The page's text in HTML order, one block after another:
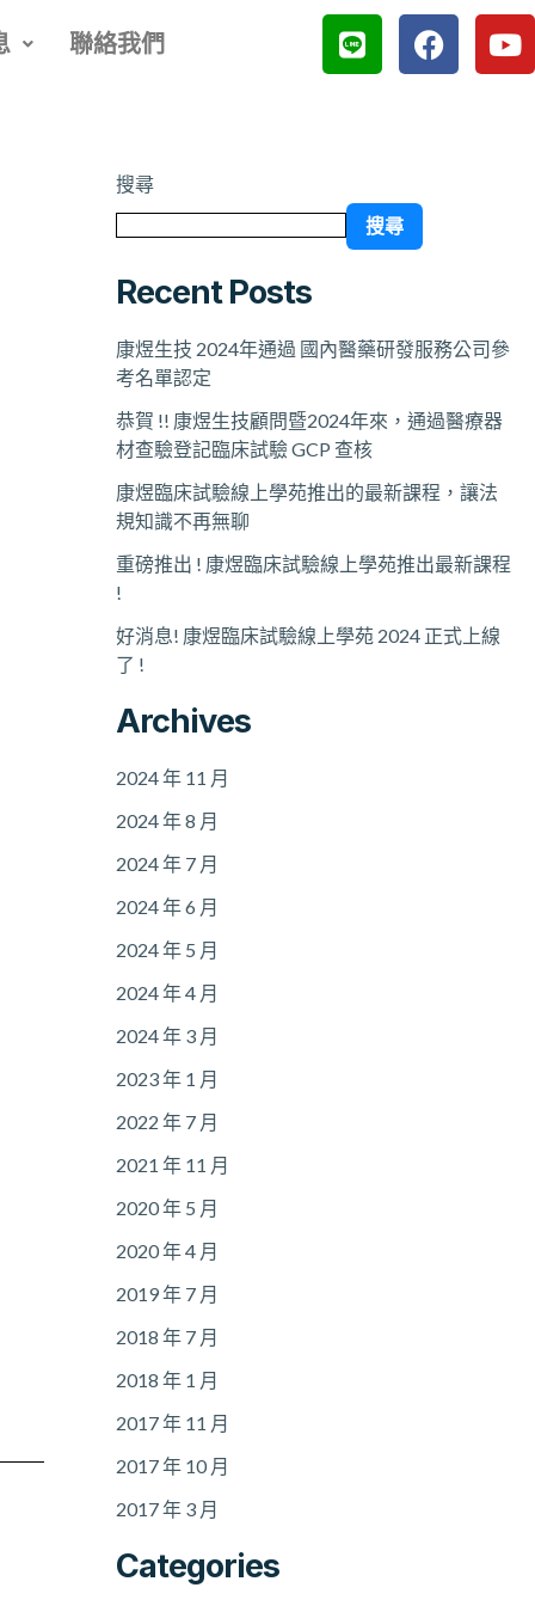
聯絡我們
L
i
F
a
Y
o
搜尋
搜尋
Recent Posts
康煜生技 2024年通過 國內醫藥研發服務公司參
考名單認定
恭賀 !! 康煜生技顧問暨2024年來，通過醫療器
材查驗登記臨床試驗 GCP 查核
康煜臨床試驗線上學苑推出的最新課程，讓法
規知識不再無聊
重磅推出 ! 康煜臨床試驗線上學苑推出最新課程
!
好消息! 康煜臨床試驗線上學苑 2024 正式上線
了 !
Archives
2024 年 11 月
2024 年 8 月
2024 年 7 月
2024 年 6 月
2024 年 5 月
2024 年 4 月
2024 年 3 月
2023 年 1 月
2022 年 7 月
2021 年 11 月
2020 年 5 月
2020 年 4 月
2019 年 7 月
2018 年 7 月
2018 年 1 月
2017 年 11 月
2017 年 10 月
2017 年 3 月
Categories